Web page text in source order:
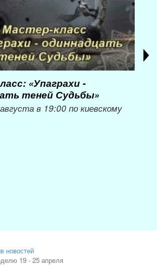
«Упаграхи -
теней Судьбы»
в 19:00 по киевскому
новостей
19 - 25 апреля